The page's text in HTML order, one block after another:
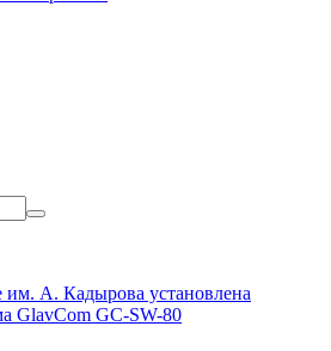
им. А. Кадырова установлена
GlavCom GC-SW-80